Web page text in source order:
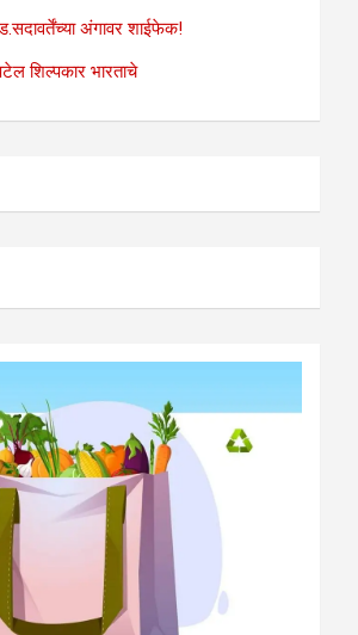
अंगावर शाईफेक!
शिल्पकार भारताचे